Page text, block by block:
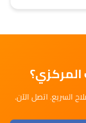
السريع. اتصل الآن.